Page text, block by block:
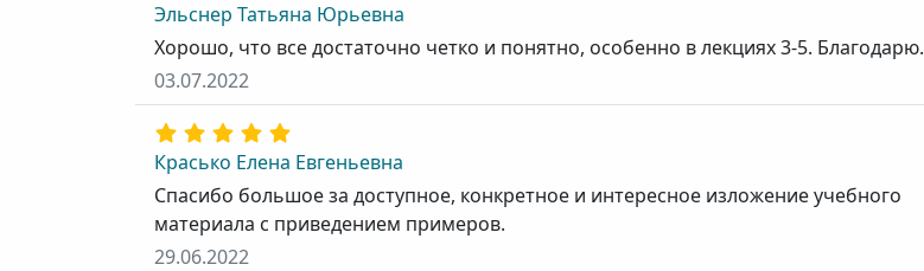
Эльснер Татьяна Юрьевна
Хорошо, что все достаточно четко и понятно, особенно в лекциях 3-5. Благодарю.
03.07.2022
Красько Елена Евгеньевна
Спасибо большое за доступное, конкретное и интересное изложение учебного
материала с приведением примеров.
29.06.2022